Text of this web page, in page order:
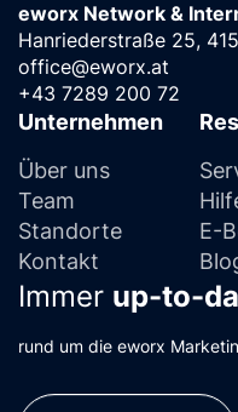
eworx Network &
Hanriederstraße 25,
office@eworx.at
+43 7289 200 72
Unternehmen
Über uns
Team
Standorte
Kontakt
E-
Immer up-to-
rund um die eworx